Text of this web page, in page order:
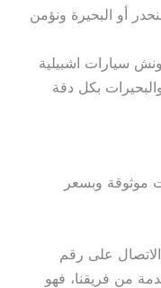
أو البحيرة ونؤمن
سيارات اشبيلية
بكل دقة
وبسعر
على رقم
وطلب الخدمة من فريقنا، فهو